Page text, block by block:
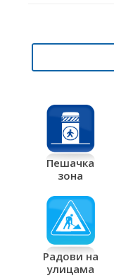
Пешачка
зона
Радови на
улицама